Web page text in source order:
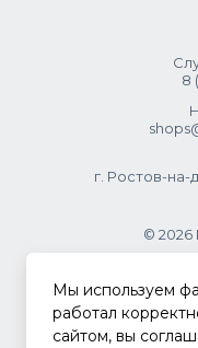
8
г. Ростов-на-
© 2026
Мы используем
работал
сайтом, вы